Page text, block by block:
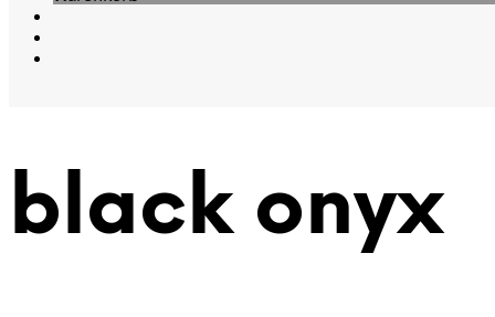
black onyx